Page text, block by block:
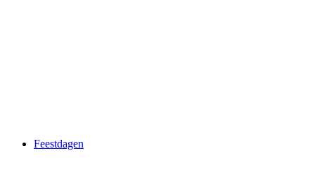
Feestdagen